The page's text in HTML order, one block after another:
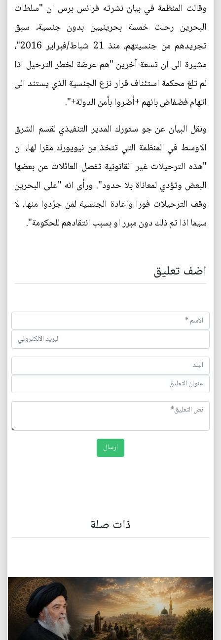
وقالت المنظمة في بيان نشرته فرانس برس ان "سلطات
البحرين رحلت خمسة بحرينيين بدون جنسية، سبق
تجريدهم من جنسيتهم، منذ 21 شباط/فبراير 2016"،
مشيرة الى ان تسعة آخرين "هم عرضة لخطر الترحيل اذا
لم تلغ محكمة استئناف قرار نزع الجنسية الذي يستند الى
اتهام فضفاض بانهم +أضروا بأمن الدولة+".
ونقل البيان عن جو ستورك المدير التنفيذي لقسم الشرق
الاوسط في المنظمة التي تتخذ من نيويورك مقرا لها، ان
"هذه الترحيلات غير القانونية تفصل العائلات عن بعضها
البعض وتؤدي لمعاناة بلا حدود". ورأى انه "على البحرين
وقف الترحيلات فورا واعادة الجنسية لمن جرّدوا منها، لا
سيما اذا تم ذلك دون مبرر او بسبب انتقادهم للحكومة".
اضف تعليق
ذات صلة